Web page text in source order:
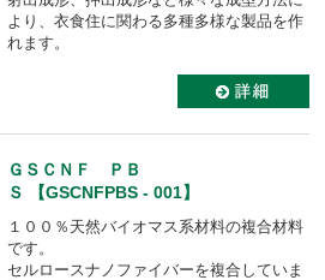
より、衣食住に関わる多種多様な製品を作
れます。
ＧＳＣＮＦ ＰＢ
Ｓ 【GSCNFPBS - 001】
１００％天然バイオマス系材料の複合材料
です。
セルロースナノファイバーを複合していま